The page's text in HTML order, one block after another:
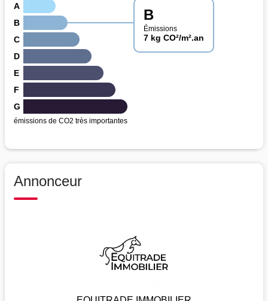
B
Émissions
7 kg CO²/m².an
A
B
C
D
E
F
G
émissions de CO2 très importantes
Annonceur